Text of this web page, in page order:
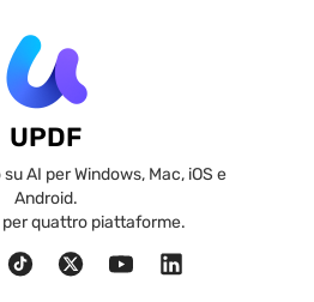
UPDF
AI per Windows, Mac, iOS e
Android.
per quattro piattaforme.